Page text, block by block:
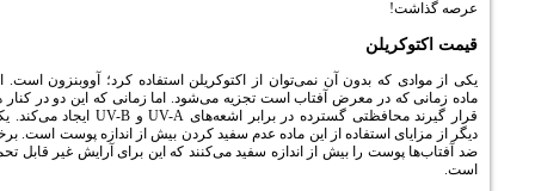
آن نمی‌توان از اکتوکریلن استفاده کرد؛ آووبنزون است. این
آفتاب است تجزیه می‌شود. اما زمانی که این دو در کنار هم
قرار گیرند محافظتی گسترده در برابر اشعه‌های UV-A و UV-B ایجاد می‌کند. یکی
از این ماده عدم سفید کردن بیش از اندازه پوست است. برخی
از اندازه سفید می‌کنند که این برای آرایش غیر قابل تحمل